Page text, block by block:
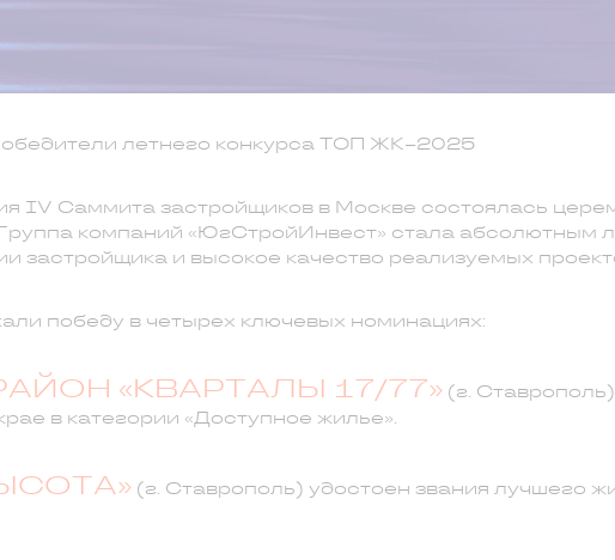
летнего конкурса ТОП ЖК–2025
IV Саммита застройщиков в Москве состоялась
компаний «ЮгСтройИнвест» стала абсолютным
застройщика и высокое качество реализуемых
победу в четырех ключевых номинациях:
«КВАРТАЛЫ 17/77» (г.
в категории «Доступное жилье».
(г. Ставрополь) удостоен звания лучшего